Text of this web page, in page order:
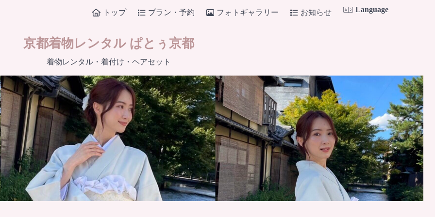
トップ プラン・予約 フォトギャラリー お知らせ Language
京都着物レンタル ぱとぅ京都
着物レンタル・着付け・ヘアセット